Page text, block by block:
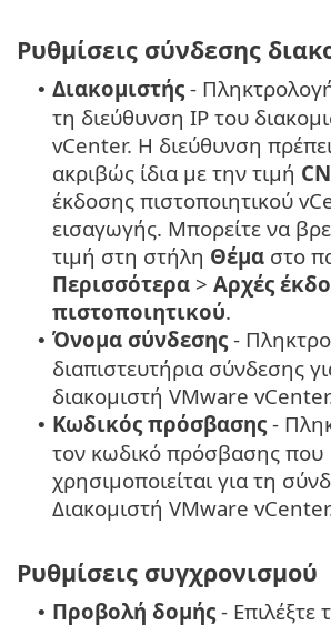
Ρυθμίσεις σύνδεσης
• Διακομιστής -
τη διεύθυνση IP του
vCenter. Η διεύθυνση
ακριβώς ίδια με την τιμή CN
έκδοσης πιστοποιητικού
εισαγωγής. Μπορείτε να
τιμή στη στήλη Θέμα στο
Περισσότερα > Αρχές
πιστοποιητικού.
• Όνομα σύνδεσης -
διαπιστευτήρια σύνδεσης
διακομιστή VMware
• Κωδικός πρόσβασης -
τον κωδικό πρόσβασης που
χρησιμοποιείται για τη
Διακομιστή VMware
Ρυθμίσεις συγχρονισμού
• Προβολή δομής - Επιλέξτε